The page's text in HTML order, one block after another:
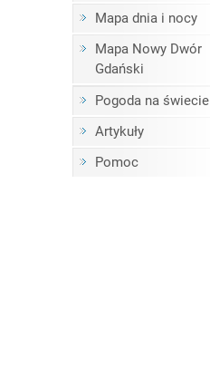
Mapa dnia i nocy
Mapa Nowy Dwór
Gdański
Pogoda na świecie
Artykuły
Pomoc